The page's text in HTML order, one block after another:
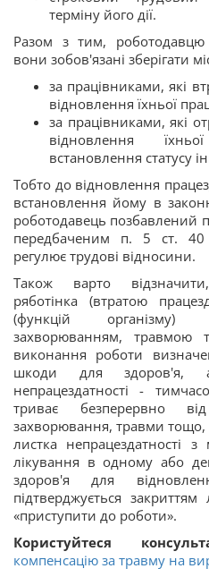
терміну його дії.
Разом з тим,
вони зобов'язані зберігати
за працівниками, які
відновлення їхньої
за працівниками, які
відновлення
встановлення статусу
Тобто до відновлення
встановлення йому в
роботодавець позбавлений
передбаченим п. 5 ст. 40
регулює трудові відносини.
Також варто
ряботінка (втратою
(функцій організму)
захворюванням, травмою
виконання роботи
шкоди для здоров'я,
непрацездатності -
триває безперервно
захворювання, травми тощо,
листка непрацездатності
лікування в одному або
здоров'я для
підтверджується
«приступити до роботи».
Користуйтеся
компенсацію за травму на